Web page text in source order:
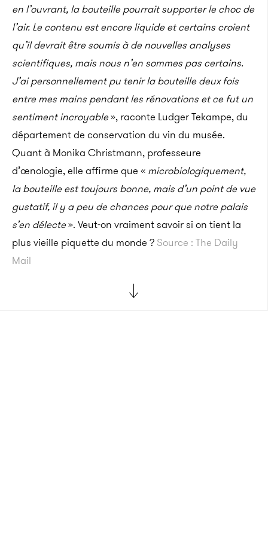
en l’ouvrant, la bouteille pourrait supporter le choc de
l’air. Le contenu est encore liquide et certains croient
qu’il devrait être soumis à de nouvelles analyses
scientifiques, mais nous n’en sommes pas certains.
J’ai personnellement pu tenir la bouteille deux fois
entre mes mains pendant les rénovations et ce fut un
sentiment incroyable», raconte Ludger Tekampe, du
département de conservation du vin du musée.
Quant à Monika Christmann, professeure
d’œnologie, elle affirme que « microbiologiquement,
la bouteille est toujours bonne, mais d’un point de vue
gustatif, il y a peu de chances pour que notre palais
s’en délecte». Veut-on vraiment savoir si on tient la
plus vieille piquette du monde ? Source : The Daily
Mail